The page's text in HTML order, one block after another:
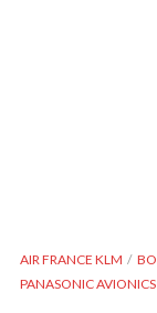
AIR FRANCE KLM
PANASONIC AVIONICS